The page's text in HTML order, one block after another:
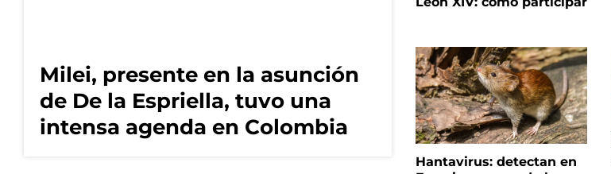
Milei, presente en la asunción
de De la Espriella, tuvo una
intensa agenda en Colombia
Hantavirus: detectan en